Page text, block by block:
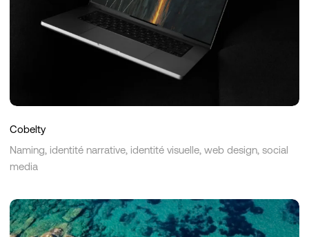
Cobelty
Naming, identité narrative, identité visuelle, web design, social
media
Villa
Mikri
Vigla